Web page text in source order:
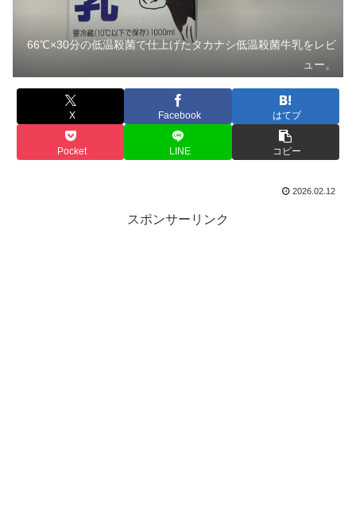
66℃×30分の低温殺菌で仕上げたタカナシ低温殺菌牛乳をレビ
ュー。
X Facebook はてブ
Pocket LINE コピー
2026.02.12
スポンサーリンク